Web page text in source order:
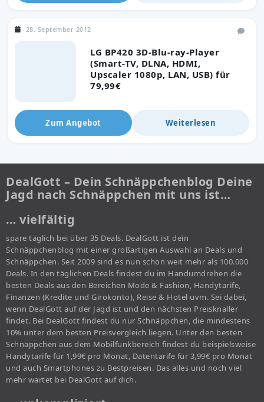
LG BP420 3D-Blu-ray-Player
(Smart-TV, DLNA, HDMI,
Upscaler 1080p, LAN, USB) für
79,99€
28. September 2012
Zum Angebot Weiterlesen
DealGott – Dein Schnäppchenblog Deine
Jagd nach Schnäppchen mit uns ist…
… vielfältig
spare täglich bei über 35 Deals. DealGott ist dein
Schnäppchenblog mit einer großartigen Auswahl an Deals und
Schnäppchen. Seit 2009 sind es nun schon weit mehr als 100.000
Deals. In den täglichen Deals findest du im Handumdrehen die
besten Deals aus den Bereichen Mode & Fashion, Handytarife,
Finanzen (Kredite und Girokonto), Reise & Hotel uvm. Sei dabei,
wenn DealGott auf der Jagd ist und den nächsten Preisknaller
findet. Bei DealGott findest du nur Schnäppchen, die mindestens
10% unter dem besten Preisvergleich liegen. Unter den besten
Schnäppchen aus dem Mobilfunkbereich findest du beispielsweise
Handytarife für 1,99€ pro Monat, Datentarife für 3,99€ pro Monat
und auch Smartphones zu Bestpreisen. Das alles und noch viel
mehr wartet bei DealGott auf dich.